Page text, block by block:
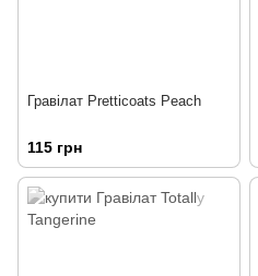
Гравілат Pretticoats Peach
115 грн